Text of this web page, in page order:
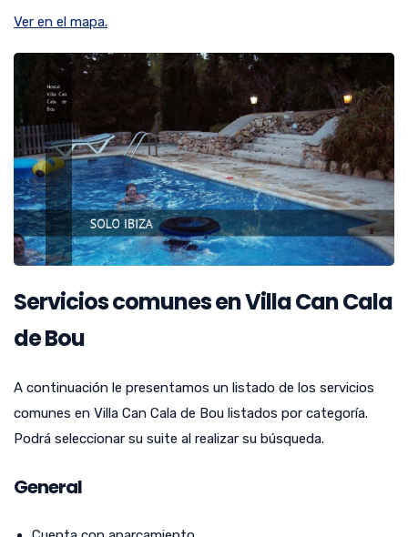
Ver en el mapa.
Servicios comunes en Villa Can Cala
de Bou
A continuación le presentamos un listado de los servicios
comunes en Villa Can Cala de Bou listados por categoría.
Podrá seleccionar su suite al realizar su búsqueda.
General